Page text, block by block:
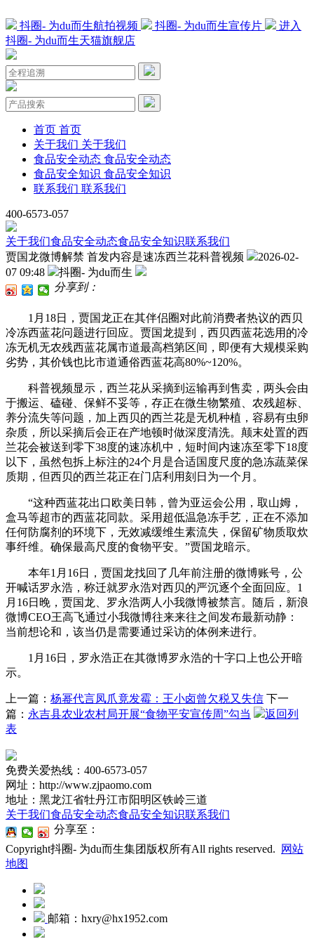
抖圈- 为du而生航拍视频 抖圈- 为du而生宣传片
进入
抖圈- 为du而生天猫旗舰店
首页 首页
关于我们 关于我们
食品安全动态 食品安全动态
食品安全知识 食品安全知识
联系我们 联系我们
400-6573-057
关于我们食品安全动态食品安全知识联系我们
贾国龙微博解禁 首发内容是速冻西兰花科普视频
2026-02-
07 09:48
抖圈- 为du而生
分享到：
1月18日，贾国龙正在其伴侣圈对此前消费者热议的西贝
冷冻西蓝花问题进行回应。贾国龙提到，西贝西蓝花选用的冷
冻无机无农残西蓝花属市道最高档第区间，即便有大规模采购
劣势，其价钱也比市道通俗西蓝花高80%~120%。
科普视频显示，西兰花从采摘到运输再到售卖，两头会由
于搬运、磕碰、保鲜不妥等，存正在微生物繁殖、农残超标、
养分流失等问题，加上西贝的西兰花是无机种植，容易有虫卵
杂质，所以采摘后会正在产地顿时做深度清洗。颠末处置的西
兰花会被送到零下38度的速冻机中，短时间内速冻至零下18度
以下，虽然包拆上标注的24个月是合适国度尺度的急冻蔬菜保
质期，但西贝的西兰花正在门店利用刻日为一个月。
“这种西蓝花出口欧美日韩，曾为亚运会公用，取山姆，
盒马等超市的西蓝花同款。采用超低温急冻手艺，正在不添加
任何防腐剂的环境下，无效减缓维生素流失，保留矿物质取炊
事纤维。确保最高尺度的食物平安。”贾国龙暗示。
本年1月16日，贾国龙找回了几年前注册的微博账号，公
开喊话罗永浩，称迁就罗永浩对西贝的严沉逐个全面回应。1
月16日晚，贾国龙、罗永浩两人小我微博被禁言。随后，新浪
微博CEO王高飞通过小我微博往来来往之间发布最新动静：
当前想论和，该当仍是需要通过采访的体例来进行。
1月16日，罗永浩正在其微博罗永浩的十字口上也公开暗
示。
上一篇： 杨幂代言凤爪竟发霉：王小卤曾欠税又失信 下一
篇： 永吉县农业农村局开展“食物平安宣传周”勾当
返回列
表
免费关爱热线：400-6573-057
网址：http://www.zjpaomo.com
地址：黑龙江省牡丹江市阳明区铁岭三道
关于我们食品安全动态食品安全知识联系我们
分享至：
Copyright抖圈- 为du而生集团版权所有All rights reserved.
网站
地图
邮箱：hxry@hx1952.com